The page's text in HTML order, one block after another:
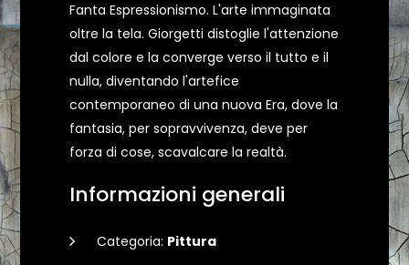
Fanta Espressionismo. L'arte immaginata
oltre la tela. Giorgetti distoglie l'attenzione
dal colore e la converge verso il tutto e il
nulla, diventando l'artefice
contemporaneo di una nuova Era, dove la
fantasia, per sopravvivenza, deve per
forza di cose, scavalcare la realtà.
Informazioni generali
Categoria: Pittura